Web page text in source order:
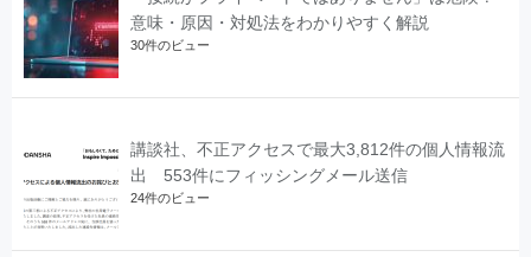
意味・原因・対処法をわかりやすく解説
30件のビュー
講談社、不正アクセスで最大3,812件の個人情報流
出 553件にフィッシングメール送信
24件のビュー